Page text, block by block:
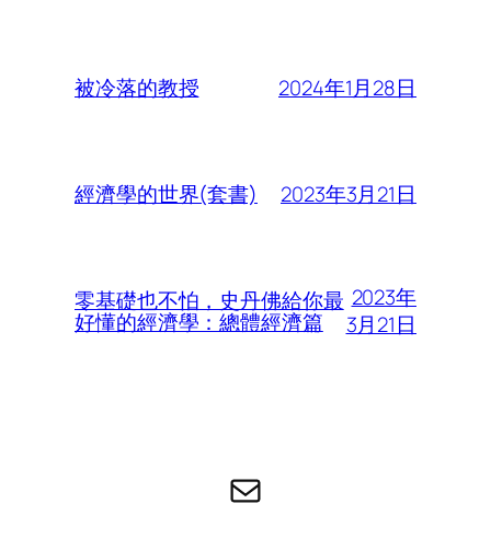
被冷落的教授 2024年1月28日
經濟學的世界(套書) 2023年3月21日
零基礎也不怕，史丹佛給你最
好懂的經濟學：總體經濟篇
2023年
3月21日
电子邮件